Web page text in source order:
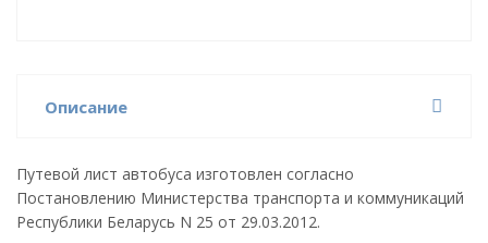
Описание
Путевой лист автобуса изготовлен согласно
Постановлению Министерства транспорта и коммуникаций
Республики Беларусь N 25 от 29.03.2012.